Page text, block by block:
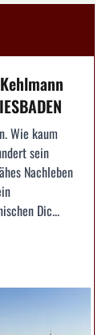
Wie kaum
sein
Nachleben
Dic...